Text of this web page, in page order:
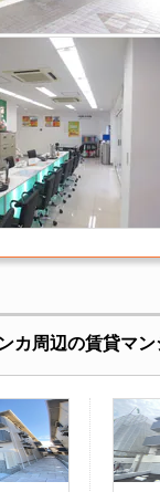
カ周辺の賃貸マン